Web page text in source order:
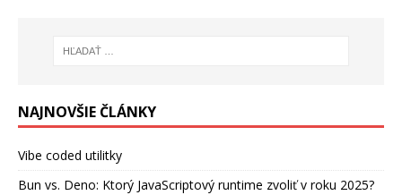
NAJNOVŠIE ČLÁNKY
Vibe coded utilitky
Bun vs. Deno: Ktorý JavaScriptový runtime zvoliť v roku 2025?